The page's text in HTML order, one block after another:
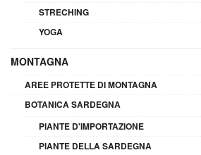
STRECHING
YOGA
MONTAGNA
AREE PROTETTE DI MONTAGNA
BOTANICA SARDEGNA
PIANTE D'IMPORTAZIONE
PIANTE DELLA SARDEGNA